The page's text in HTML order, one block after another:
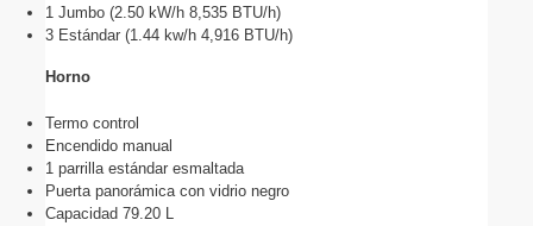
1 Jumbo (2.50 kW/h 8,535 BTU/h)
3 Estándar (1.44 kw/h 4,916 BTU/h)
Horno
Termo control
Encendido manual
1 parrilla estándar esmaltada
Puerta panorámica con vidrio negro
Capacidad 79.20 L